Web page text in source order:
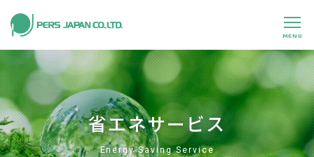
MENU
私たちの特長 About Us
事業内容 Business
事例紹介 Case
省エネサービス
Energy Saving Service